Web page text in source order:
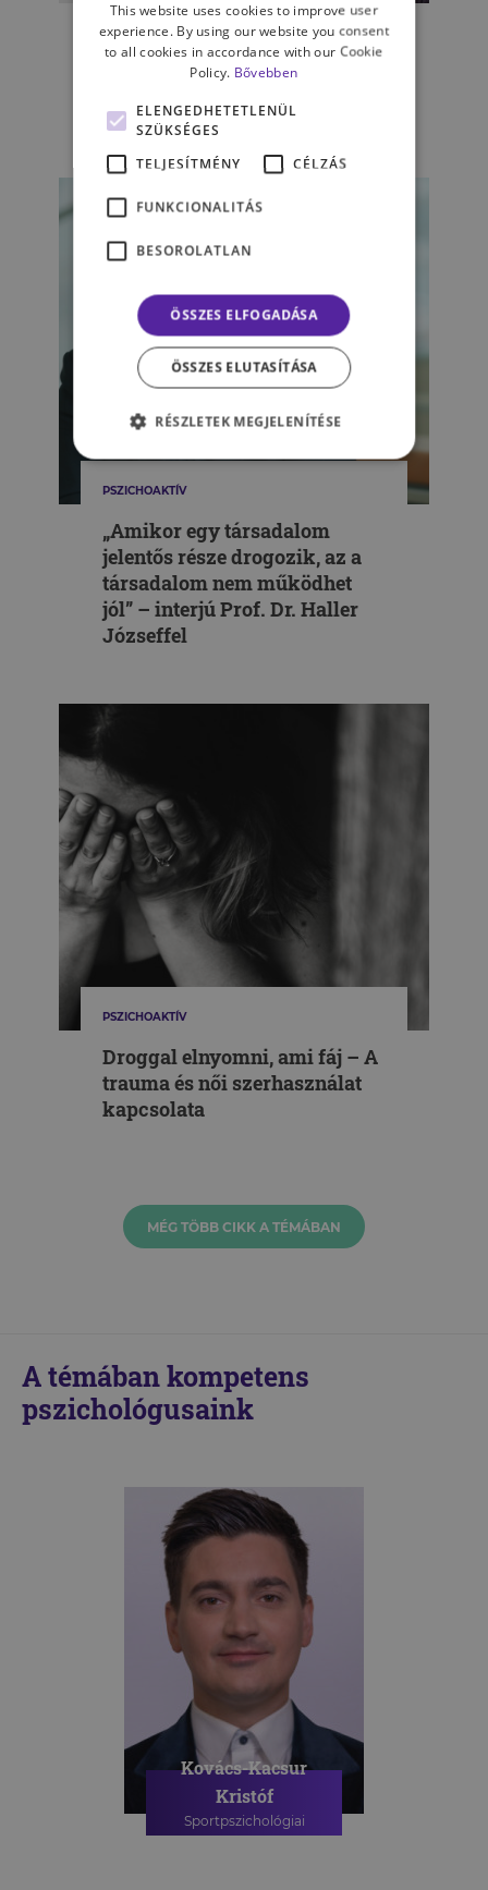
Öröklött függőség –
Szerhasználat várandósság
PSZICHOAKTÍV
„Amikor egy társadalom
jelentős része drogozik, az a
társadalom nem működhet
jól” – interjú Prof. Dr. Haller
Józseffel
PSZICHOAKTÍV
Droggal elnyomni, ami fáj – A
trauma és női szerhasználat
kapcsolata
MÉG TÖBB CIKK A TÉMÁBAN
A témában kompetens
pszichológusaink
Kovács-Kacsur
Kristóf
Sportpszichológiai
This website uses cookies to improve user
experience. By using our website you consent
to all cookies in accordance with our Cookie
Policy. Bővebben
ELENGEDHETETLENÜL
SZÜKSÉGES
TELJESÍTMÉNY
CÉLZÁS
FUNKCIONALITÁS
BESOROLATLAN
ÖSSZES ELFOGADÁSA
ÖSSZES ELUTASÍTÁSA
RÉSZLETEK MEGJELENÍTÉSE